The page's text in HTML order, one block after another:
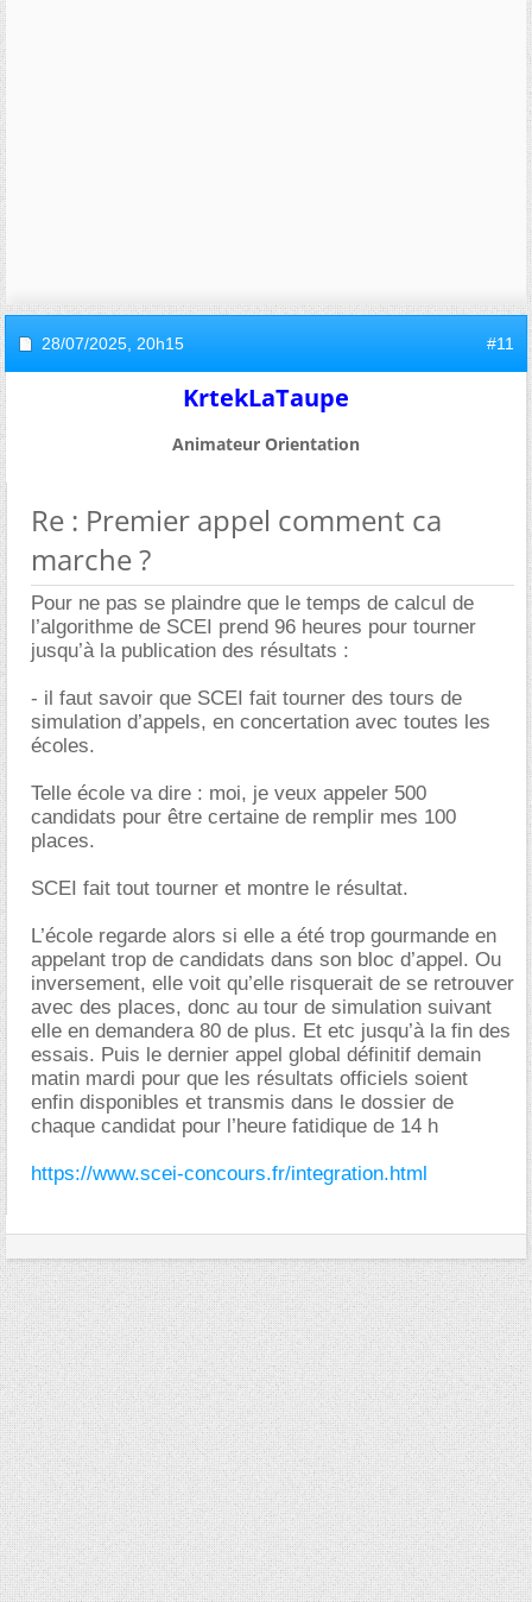
28/07/2025, 20h15 #11
KrtekLaTaupe
Animateur Orientation
Re : Premier appel comment ca
marche ?
Pour ne pas se plaindre que le temps de calcul de
l’algorithme de SCEI prend 96 heures pour tourner
jusqu’à la publication des résultats :
- il faut savoir que SCEI fait tourner des tours de
simulation d’appels, en concertation avec toutes les
écoles.
Telle école va dire : moi, je veux appeler 500
candidats pour être certaine de remplir mes 100
places.
SCEI fait tout tourner et montre le résultat.
L’école regarde alors si elle a été trop gourmande en
appelant trop de candidats dans son bloc d’appel. Ou
inversement, elle voit qu’elle risquerait de se retrouver
avec des places, donc au tour de simulation suivant
elle en demandera 80 de plus. Et etc jusqu’à la fin des
essais. Puis le dernier appel global définitif demain
matin mardi pour que les résultats officiels soient
enfin disponibles et transmis dans le dossier de
chaque candidat pour l’heure fatidique de 14 h
https://www.scei-concours.fr/integration.html